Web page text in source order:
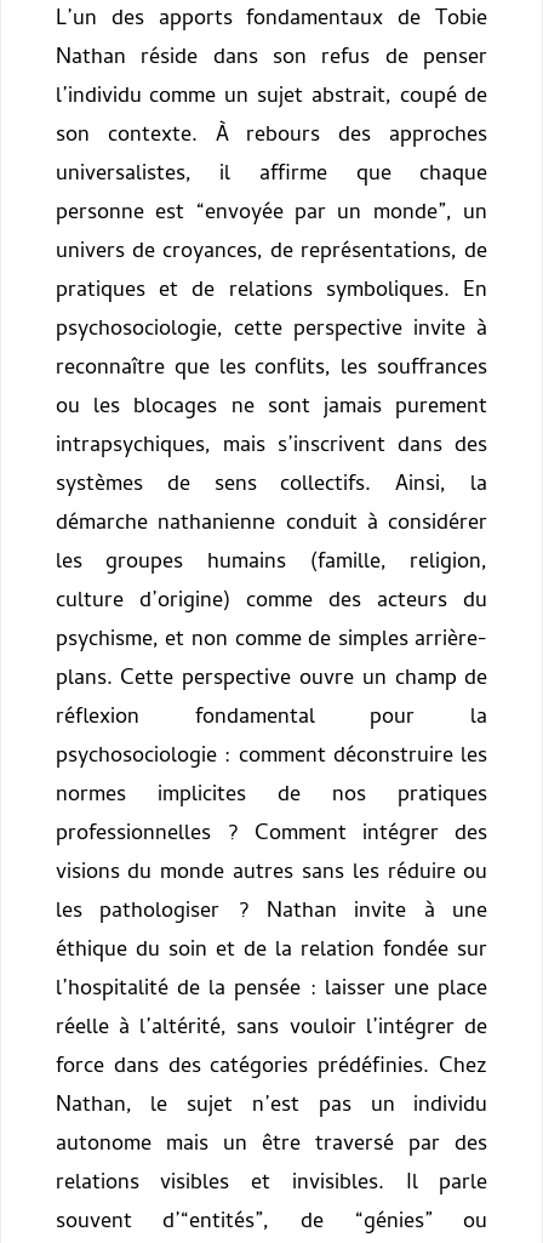
L’un des apports fondamentaux de Tobie
Nathan réside dans son refus de penser
l’individu comme un sujet abstrait, coupé de
son contexte. À rebours des approches
universalistes, il affirme que chaque
personne est “envoyée par un monde”, un
univers de croyances, de représentations, de
pratiques et de relations symboliques. En
psychosociologie, cette perspective invite à
reconnaître que les conflits, les souffrances
ou les blocages ne sont jamais purement
intrapsychiques, mais s’inscrivent dans des
systèmes de sens collectifs. Ainsi, la
démarche nathanienne conduit à considérer
les groupes humains (famille, religion,
culture d’origine) comme des acteurs du
psychisme, et non comme de simples arrière-
plans. Cette perspective ouvre un champ de
réflexion fondamental pour la
psychosociologie : comment déconstruire les
normes implicites de nos pratiques
professionnelles ? Comment intégrer des
visions du monde autres sans les réduire ou
les pathologiser ? Nathan invite à une
éthique du soin et de la relation fondée sur
l’hospitalité de la pensée : laisser une place
réelle à l’altérité, sans vouloir l’intégrer de
force dans des catégories prédéfinies. Chez
Nathan, le sujet n’est pas un individu
autonome mais un être traversé par des
relations visibles et invisibles. Il parle
souvent d’“entités”, de “génies” ou